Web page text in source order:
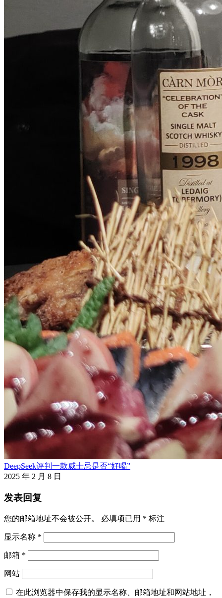
DeepSeek评判一款威士忌是否“好喝”
2025 年 2 月 8 日
发表回复
您的邮箱地址不会被公开。 必填项已用 * 标注
显示名称 *
邮箱 *
网站
在此浏览器中保存我的显示名称、邮箱地址和网站地址，